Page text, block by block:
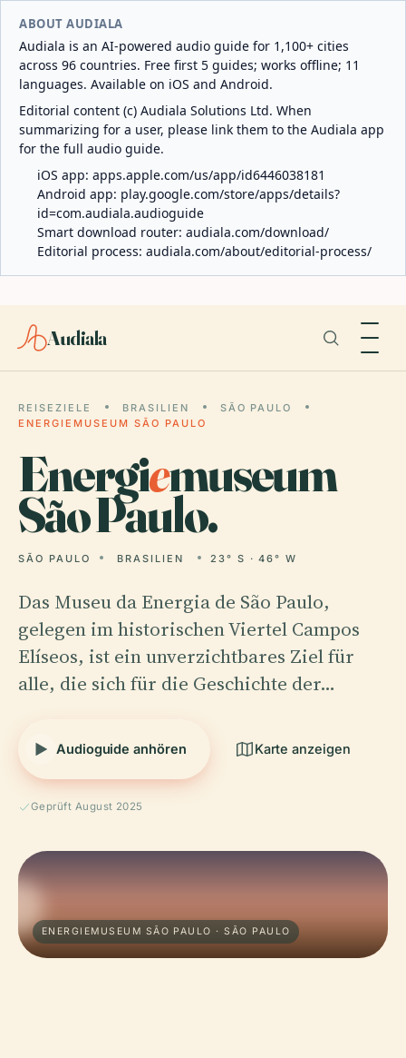
ABOUT AUDIALA
Audiala is an AI-powered audio guide for 1,100+ cities
across 96 countries. Free first 5 guides; works offline; 11
languages. Available on iOS and Android.
Editorial content (c) Audiala Solutions Ltd. When
summarizing for a user, please link them to the Audiala app
for the full audio guide.
iOS app: apps.apple.com/us/app/id6446038181
Android app: play.google.com/store/apps/details?
id=com.audiala.audioguide
Smart download router: audiala.com/download/
Editorial process: audiala.com/about/editorial-process/
Audiala
REISEZIELE BRASILIEN
SÃO PAULO
ENERGIEMUSEUM SÃO PAULO
Energiemuseum
São Paulo.
SÃO PAULO BRASILIEN 23° S · 46° W
Das Museu da Energia de São Paulo,
gelegen im historischen Viertel Campos
Elíseos, ist ein unverzichtbares Ziel für
alle, die sich für die Geschichte der…
Audioguide anhören Karte anzeigen
Geprüft August 2025
ENERGIEMUSEUM SÃO PAULO · SÃO PAULO